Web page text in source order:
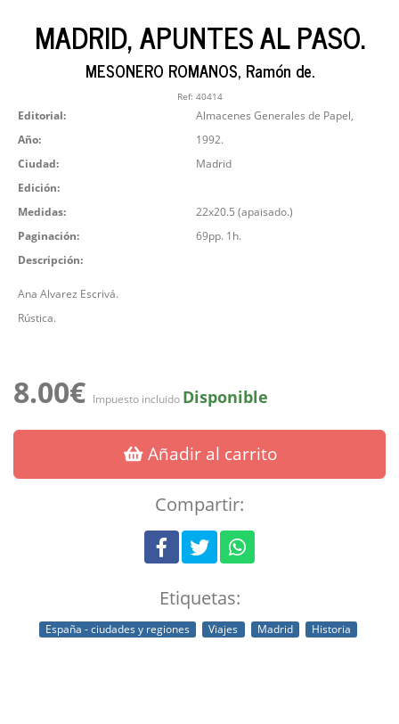
MADRID, APUNTES AL PASO.
MESONERO ROMANOS, Ramón de.
Ref: 40414
Editorial:
Almacenes Generales de Papel,
Año:
1992.
Ciudad:
Madrid
Edición:
Medidas:
22x20.5 (apaisado.)
Paginación:
69pp. 1h.
Descripción:
Ana Alvarez Escrivá.
Rústica.
8.00€ Impuesto incluido Disponible
Añadir al carrito
Compartir:
Etiquetas:
España - ciudades y regiones Viajes Madrid Historia